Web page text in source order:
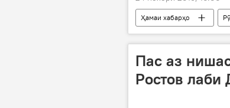
Ҳамаи хабарҳо
Пас аз
Ростов лаби